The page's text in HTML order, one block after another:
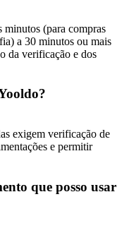
minutos (para compras
a 30 minutos ou mais
da verificação e dos
exigem verificação de
e permitir
que posso usar